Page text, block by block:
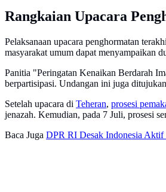
Rangkaian Upacara
Pelaksanaan upacara penghormatan
masyarakat umum dapat menyampaikan
Panitia "Peringatan Kenaikan Berdarah
berpartisipasi. Undangan ini juga
Setelah upacara di Teheran, prosesi
jenazah. Kemudian, pada 7 Juli, prosesi
Baca Juga DPR RI Desak Indonesia Aktif